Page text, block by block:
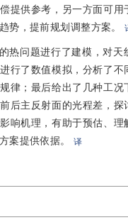
提供参考，另一方面可用
势，提前规划调整方案。
热问题进行了建模，对天
行了数值模拟，分析了不
律；最后给出了几种工况
后主反射面的光程差，探
响机理，有助于预估、理
案提供依据。
译